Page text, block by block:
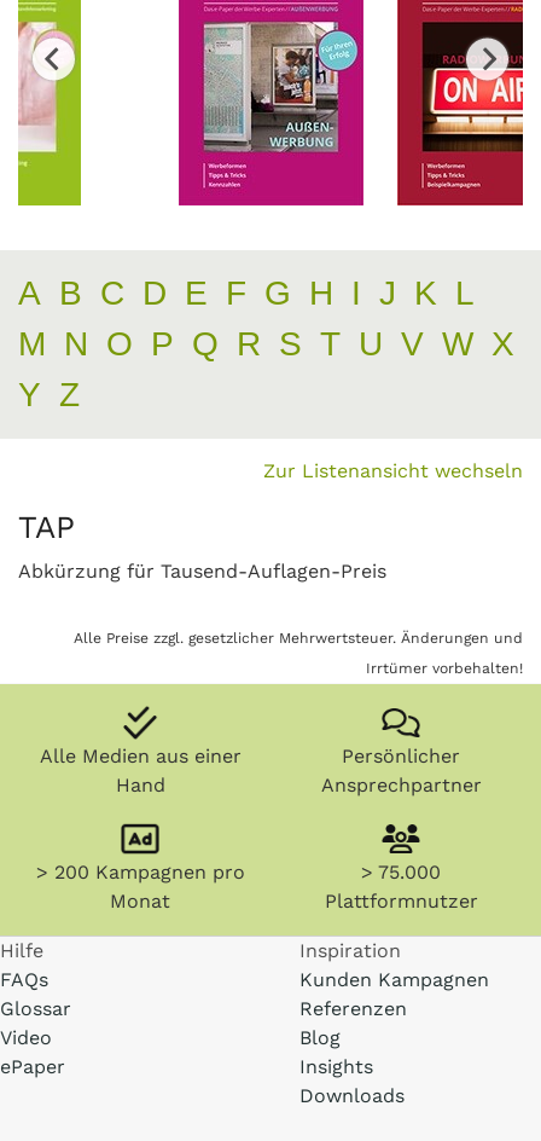
A B C D E F G H I J K L
M
N O P Q R S T U V W X
Y Z
Zur Listenansicht wechseln
TAP
Abkürzung für Tausend-Auflagen-Preis
Alle Preise zzgl. gesetzlicher Mehrwertsteuer. Änderungen und
Irrtümer vorbehalten!
Alle Medien aus einer
Hand
Persönlicher
Ansprechpartner
> 200 Kampagnen pro
Monat
> 75.000
Plattformnutzer
Hilfe
FAQs
Glossar
Video
ePaper
Inspiration
Kunden Kampagnen
Referenzen
Blog
Insights
Downloads